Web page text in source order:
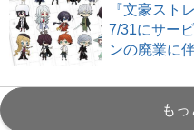
『文豪スト
7/31にサー
ンの廃業に
も